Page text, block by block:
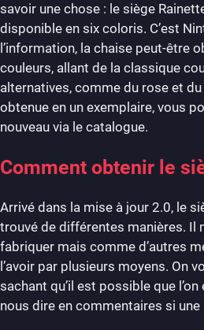
savoir une chose : le siège
disponible en six coloris. C’est
l’information, la chaise peut-être
couleurs, allant de la classique
alternatives, comme du rose et
obtenue en un exemplaire, vous
nouveau via le catalogue.
Comment obtenir le
Arrivé dans la mise à jour 2.0, le
trouvé de différentes manières. Il
fabriquer mais comme d’autres
l’avoir par plusieurs moyens. On
sachant qu’il est possible que
nous dire en commentaires si